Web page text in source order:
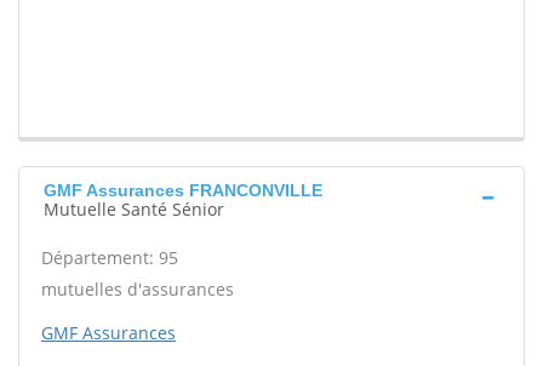
GMF Assurances FRANCONVILLE
Mutuelle Santé Sénior
Département: 95
mutuelles d'assurances
GMF Assurances